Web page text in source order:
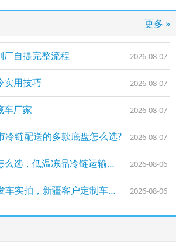
更多 »
厂自提完整流程 2026-08-07
实用技巧 2026-08-07
车厂家 2026-08-07
冷链配送的多款底盘怎么选? 2026-08-07
冰激凌雪糕冷藏车怎么选，低温冻品冷链运输车型参考 2026-08-06
4米2天然气冷藏车发车实拍，新疆客户定制车辆顺利交付 2026-08-06